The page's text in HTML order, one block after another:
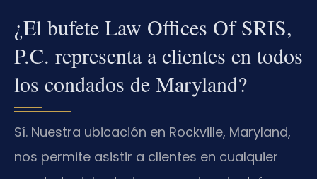
¿El bufete Law Offices Of SRIS,
P.C. representa a clientes en todos
los condados de Maryland?
Sí. Nuestra ubicación en Rockville, Maryland,
nos permite asistir a clientes en cualquier